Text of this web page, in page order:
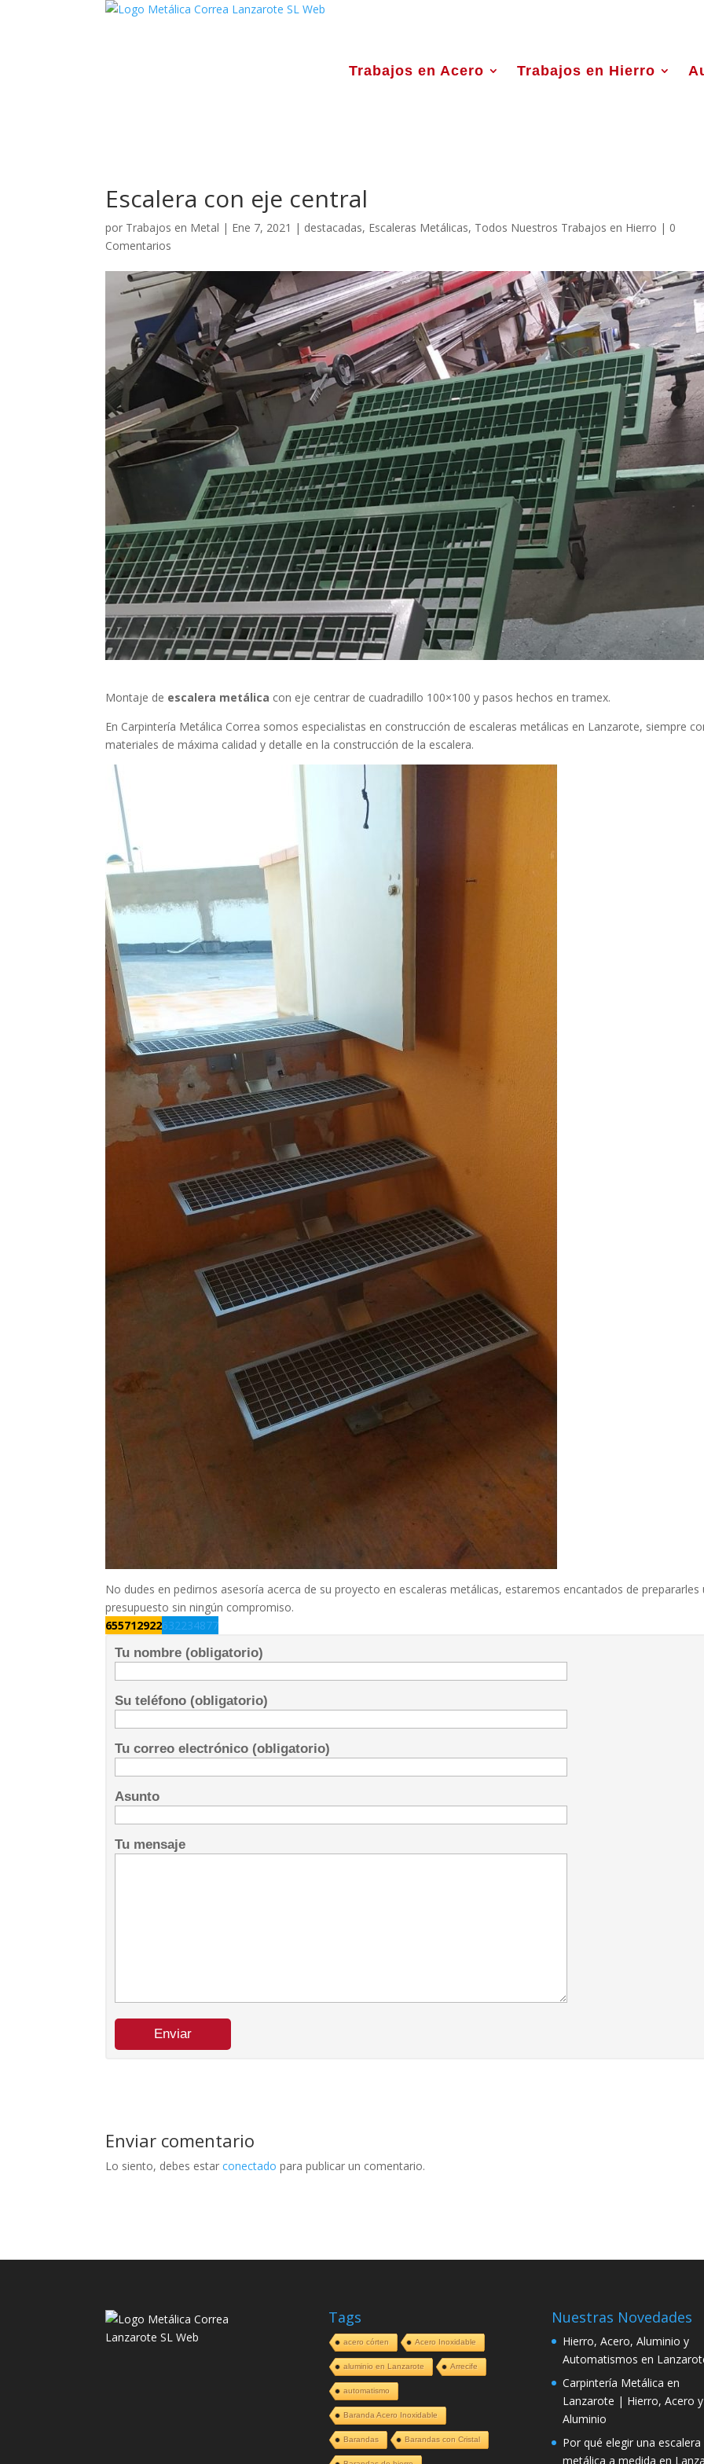
Trabajos en Acero Trabajos en Hierro
Escalera con eje central
por Trabajos en Metal | Ene 7, 2021 | destacadas, Escaleras Metálicas, Todos Nuestros Trabajos en Hierro | 0
Comentarios
Montaje de escalera metálica con eje centrar de cuadradillo 100×100 y pasos hechos en tramex.
En Carpintería Metálica Correa somos especialistas en construcción de escaleras metálicas en Lanzarote, siempre
materiales de máxima calidad y detalle en la construcción de la escalera.
No dudes en pedirnos asesoría acerca de su proyecto en escaleras metálicas, estaremos encantados de prepararles
presupuesto sin ningún compromiso.
655712922632234877
Tu nombre (obligatorio)
Su teléfono (obligatorio)
Tu correo electrónico (obligatorio)
Asunto
Tu mensaje
Enviar comentario
Lo siento, debes estarconectado para publicar un comentario.
Tags
acero córten Acero Inoxidable
aluminio en Lanzarote Arrecife
automatismo
Baranda Acero Inoxidable
Barandas Barandas con Cristal
Nuestras Novedades
Hierro, Acero, Aluminio y
Automatismos en
Carpintería Metálica en
Lanzarote | Hierro, Acero y
Aluminio
Por qué elegir una escalera
metálica a medida en